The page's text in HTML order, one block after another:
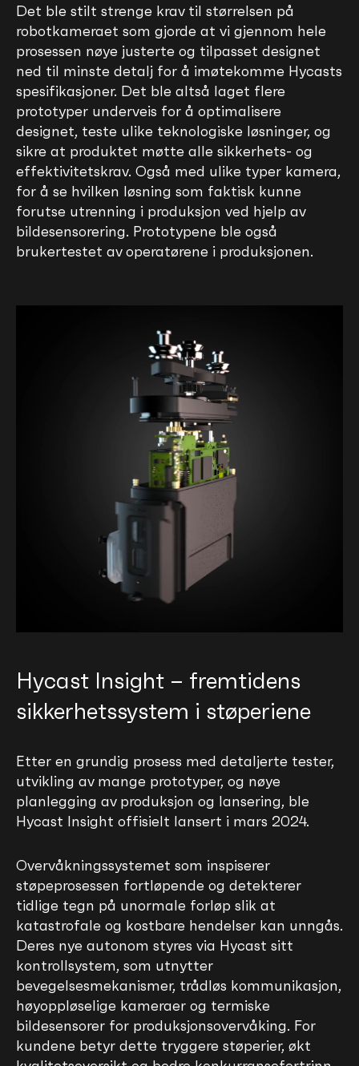
Det ble stilt strenge krav til størrelsen på
robotkameraet som gjorde at vi gjennom hele
prosessen nøye justerte og tilpasset designet
ned til minste detalj for å imøtekomme Hycasts
spesifikasjoner. Det ble altså laget flere
prototyper underveis for å optimalisere
designet, teste ulike teknologiske løsninger, og
sikre at produktet møtte alle sikkerhets- og
effektivitetskrav. Også med ulike typer kamera,
for å se hvilken løsning som faktisk kunne
forutse utrenning i produksjon ved hjelp av
bildesensorering. Prototypene ble også
brukertestet av operatørene i produksjonen.
Hycast Insight – fremtidens
sikkerhetssystem i støperiene
Etter en grundig prosess med detaljerte tester,
utvikling av mange prototyper, og nøye
planlegging av produksjon og lansering, ble
Hycast Insight offisielt lansert i mars 2024.
Overvåkningssystemet som inspiserer
støpeprosessen fortløpende og detekterer
tidlige tegn på unormale forløp slik at
katastrofale og kostbare hendelser kan unngås.
Deres nye autonom styres via Hycast sitt
kontrollsystem, som utnytter
bevegelsesmekanismer, trådløs kommunikasjon,
høyoppløselige kameraer og termiske
bildesensorer for produksjonsovervåking. For
kundene betyr dette tryggere støperier, økt